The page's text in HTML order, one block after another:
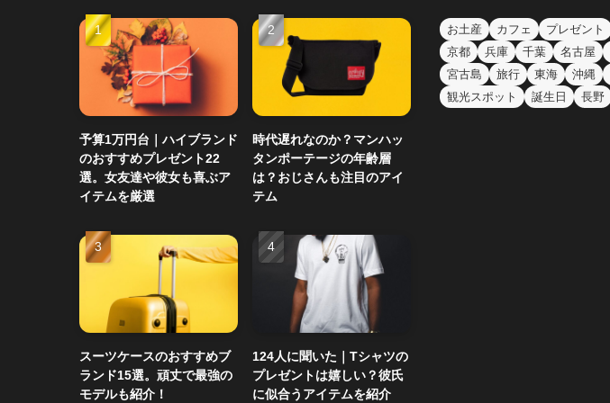
予算1万円台｜ハイブランド
のおすすめプレゼント22
選。女友達や彼女も喜ぶア
イテムを厳選
時代遅れなのか？マンハッ
タンポーテージの年齢層
は？おじさんも注目のアイ
テム
スーツケースのおすすめブ
ランド15選。頑丈で最強の
モデルも紹介！
124人に聞いた｜Tシャツの
プレゼントは嬉しい？彼氏
に似合うアイテムを紹介
お土産 カフェ プレゼント
京都
兵庫 千葉 名古屋
宮古島
旅行 東海 沖縄
観光スポット
誕生日 長野